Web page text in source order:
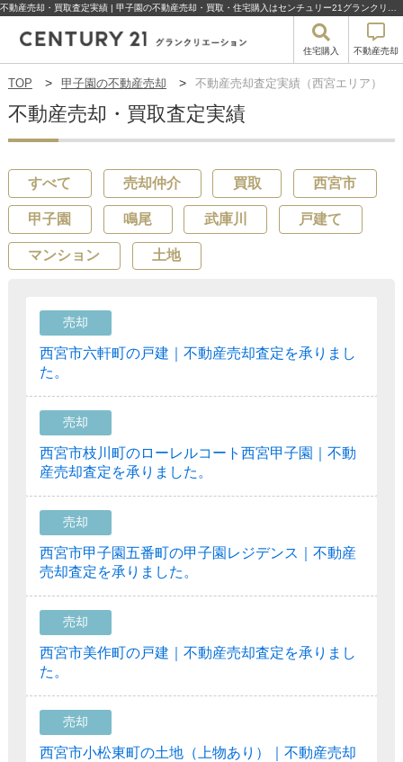
住宅購入 不動産売却
TOP 甲子園の不動産売却 不動産売却査定実績（西宮エリア）
不動産売却・買取査定実績
すべて 売却仲介 買取 西宮市
甲子園 鳴尾 武庫川 戸建て
マンション 土地
売却
西宮市六軒町の戸建｜不動産売却査定を承りまし
た。
売却
西宮市枝川町のローレルコート西宮甲子園｜不動
産売却査定を承りました。
売却
西宮市甲子園五番町の甲子園レジデンス｜不動産
売却査定を承りました。
売却
西宮市美作町の戸建｜不動産売却査定を承りまし
た。
売却
西宮市小松東町の土地（上物あり）｜不動産売却